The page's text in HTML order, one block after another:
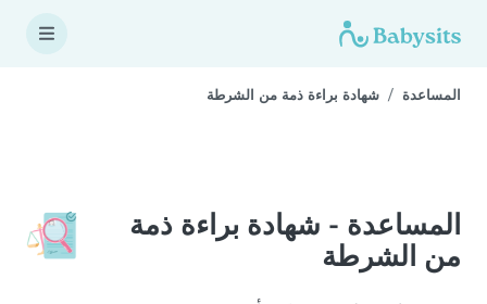
المساعدة شهادة براءة ذمة من الشرطة
المساعدة - شهادة براءة ذمة
من الشرطة